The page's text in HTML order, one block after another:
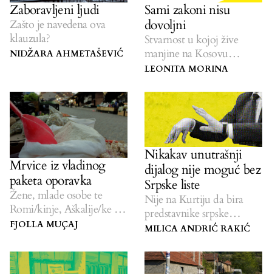
Zaboravljeni ljudi
Zašto je navedena ova
klauzula?
NIDŽARA AHMETAŠEVIĆ
Sami zakoni nisu
dovoljni
Stvarnost u kojoj žive
manjine na Kosovu
razlikuje se od zakonskog
LEONITA MORINA
Mrvice iz vladinog
paketa oporavka
Žene, mlade osobe te
Romi/kinje, Aškalije/ke i
Egipćani/ke ostali su bez
FJOLLA MUÇAJ
Nikakav unutrašnji
dijalog nije moguć bez
Srpske liste
Nije na Kurtiju da bira
predstavnike srpske
zajednice.
MILICA ANDRIĆ RAKIĆ